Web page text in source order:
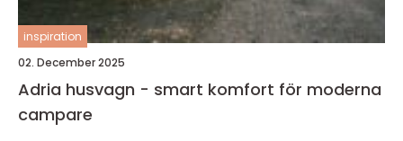
inspiration
02. December 2025
Adria husvagn - smart komfort för moderna
campare